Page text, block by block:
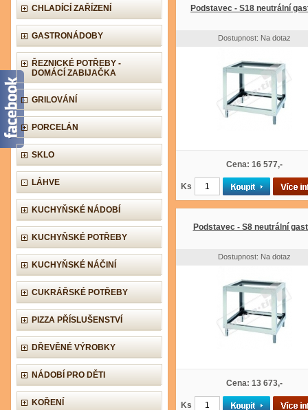
CHLADÍCÍ ZAŘÍZENÍ
GASTRONÁDOBY
ŘEZNICKÉ POTŘEBY -
DOMÁCÍ ZABIJAČKA
GRILOVÁNÍ
PORCELÁN
SKLO
LÁHVE
KUCHYŇSKÉ NÁDOBÍ
KUCHYŇSKÉ POTŘEBY
KUCHYŇSKÉ NÁČINÍ
CUKRÁŘSKÉ POTŘEBY
PIZZA PŘÍSLUŠENSTVÍ
DŘEVĚNÉ VÝROBKY
NÁDOBÍ PRO DĚTI
KOŘENÍ
Podstavec - S18 neutrální
Dostupnost: Na dotaz
Cena: 16 577,-
Ks
Podstavec - S8 neutrální
Dostupnost: Na dotaz
Cena: 13 673,-
Ks